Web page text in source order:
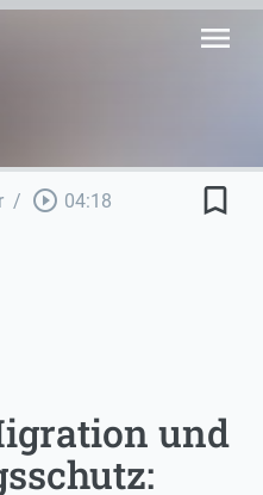
menu
/ play_circle_outline 04:18 bookmark_border
und